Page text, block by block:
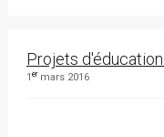
Projets
1 ermars 2016